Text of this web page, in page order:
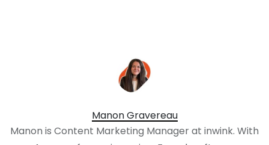
Manon Gravereau
Manon is Content Marketing Manager at inwink. With